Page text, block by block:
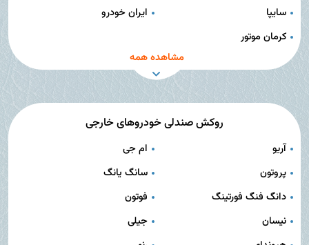
سایپا
ایران خودرو
کرمان موتور
مشاهده همه
روکش صندلی خودروهای خارجی
آریو
ام جی
پروتون
سانگ یانگ
دانگ فنگ فورتینگ
فوتون
نیسان
جیلی